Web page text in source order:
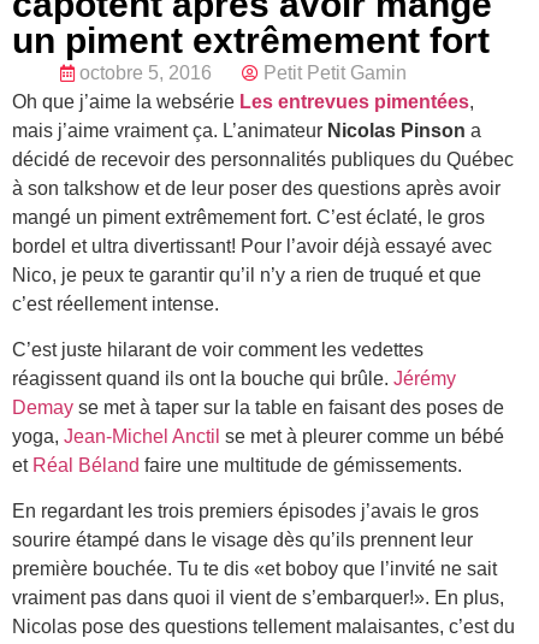
un piment extrêmement fort
octobre 5, 2016
Petit Petit Gamin
Oh que j’aime la websérie Les entrevues pimentées,
mais j’aime vraiment ça. L’animateur Nicolas Pinson a
décidé de recevoir des personnalités publiques du Québec
à son talkshow et de leur poser des questions après avoir
mangé un piment extrêmement fort. C’est éclaté, le gros
bordel et ultra divertissant! Pour l’avoir déjà essayé avec
Nico, je peux te garantir qu’il n’y a rien de truqué et que
c’est réellement intense.
C’est juste hilarant de voir comment les vedettes
réagissent quand ils ont la bouche qui brûle. Jérémy
Demay se met à taper sur la table en faisant des poses de
yoga, Jean-Michel Anctil se met à pleurer comme un bébé
et Réal Béland faire une multitude de gémissements.
En regardant les trois premiers épisodes j’avais le gros
sourire étampé dans le visage dès qu’ils prennent leur
première bouchée. Tu te dis «et boboy que l’invité ne sait
vraiment pas dans quoi il vient de s’embarquer!». En plus,
Nicolas pose des questions tellement malaisantes, c’est du